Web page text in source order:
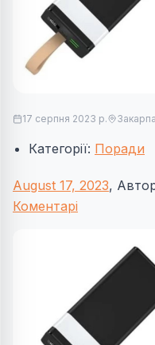
17 серпня 2023 р.
Категорії: Поради
August 17, 2023,
Коментарі